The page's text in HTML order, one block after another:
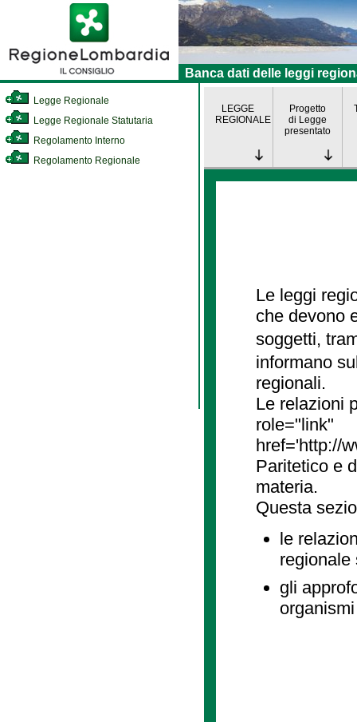
Banca dati delle leggi
Legge Regionale
Legge Regionale Statutaria
Regolamento Interno
Regolamento Regionale
LEGGE
REGIONALE
Progetto
di Legge
presentato
Le leggi
che devono
soggetti,
informano
regionali.
Le relazioni
role="link"
href='http://
Paritetico e
materia.
Questa
le
regionale
gli